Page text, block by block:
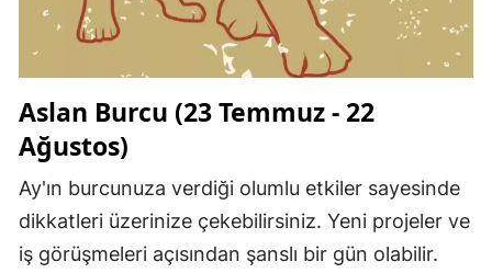
Aslan Burcu (23 Temmuz - 22
Ağustos)
Ay'ın burcunuza verdiği olumlu etkiler sayesinde
dikkatleri üzerinize çekebilirsiniz. Yeni projeler ve
iş görüşmeleri açısından şanslı bir gün olabilir.